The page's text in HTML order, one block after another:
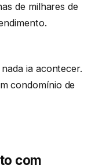
de milhares de
ia acontecer.
condomínio de
com